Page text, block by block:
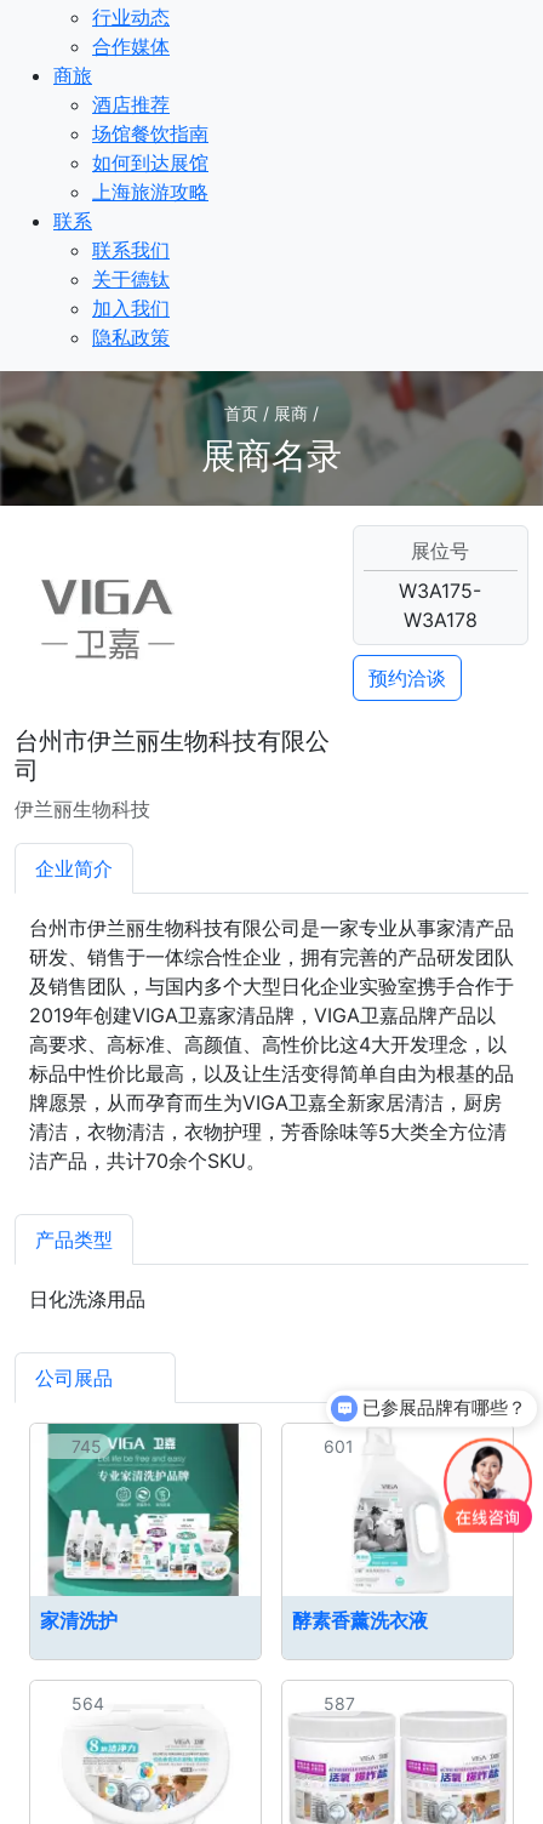
行业动态
合作媒体
商旅
酒店推荐
场馆餐饮指南
如何到达展馆
上海旅游攻略
联系
联系我们
关于德钛
加入我们
隐私政策
首页 / 展商 /
展商名录
台州市伊兰丽生物科技有限公
司
伊兰丽生物科技
展位号
W3A175-
W3A178
预约洽谈
企业简介
台州市伊兰丽生物科技有限公司是一家专业从事家清产品
研发、销售于一体综合性企业，拥有完善的产品研发团队
及销售团队，与国内多个大型日化企业实验室携手合作于
2019年创建VIGA卫嘉家清品牌，VIGA卫嘉品牌产品以
高要求、高标准、高颜值、高性价比这4大开发理念，以
标品中性价比最高，以及让生活变得简单自由为根基的品
牌愿景，从而孕育而生为VIGA卫嘉全新家居清洁，厨房
清洁，衣物清洁，衣物护理，芳香除味等5大类全方位清
洁产品，共计70余个SKU。
产品类型
日化洗涤用品
公司展品
745
家清洗护
601
酵素香薰洗衣液
564 587
已参展品牌有哪些？